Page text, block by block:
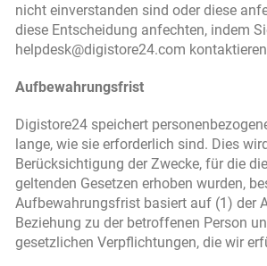
nicht einverstanden sind oder diese
diese Entscheidung anfechten, indem
helpdesk@digistore24.com
Aufbewahrungsfrist
Digistore24 speichert
lange, wie sie erforderlich sind. Dies
Berücksichtigung der Zwecke, für die
geltenden Gesetzen erhoben wurden,
Aufbewahrungsfrist basiert auf (1) der
Beziehung zu der betroffenen Person
gesetzlichen Verpflichtungen, die wir